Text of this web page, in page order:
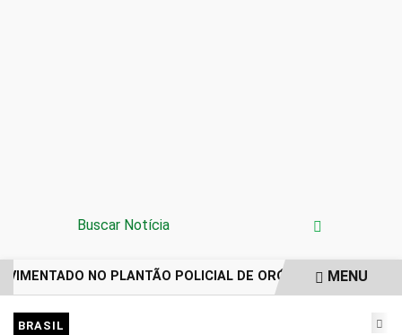
NO PLANTÃO POLICIAL DE ORÓS REGISTRA
EM ALTA
MENU
BRASIL